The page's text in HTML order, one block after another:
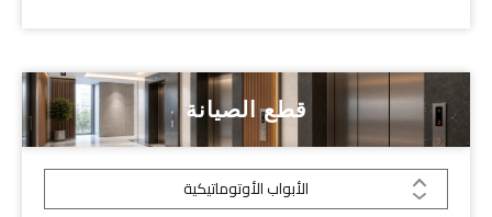
قطع الصيانة
الأبواب الأوتوماتيكية